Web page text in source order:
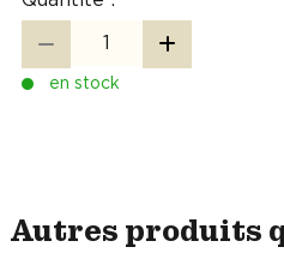
en stock
Autres produits